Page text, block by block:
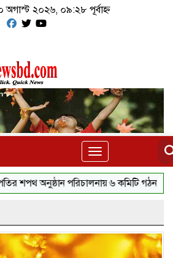
অগাস্ট ২০২৬, ০৯:২৮ পূর্বাহ্ন
Toggle
navigation
অনুষ্ঠান পরিচালনায় ৬ কমিটি গঠন হরমুজ